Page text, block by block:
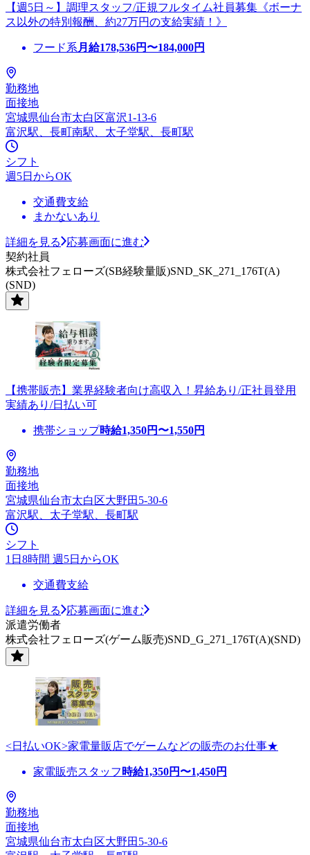
【週5日～】調理スタッフ/正規フルタイム社員募集《ボーナ
ス以外の特別報酬、約27万円の支給実績！》
フード系 月給178,536円〜184,000円
勤務地
面接地
宮城県仙台市太白区富沢1-13-6
富沢駅、長町南駅、太子堂駅、長町駅
シフト
週5日からOK
交通費支給
まかないあり
詳細を見る
応募画面に進む
契約社員
株式会社フェローズ(SB経験量販)SND_SK_271_176T(A)
(SND)
【携帯販売】業界経験者向け高収入！昇給あり/正社員登用
実績あり/日払い可
携帯ショップ時給1,350円〜1,550円
勤務地
面接地
宮城県仙台市太白区大野田5-30-6
富沢駅、太子堂駅、長町駅
シフト
1日8時間 週5日からOK
交通費支給
詳細を見る
応募画面に進む
派遣労働者
株式会社フェローズ(ゲーム販売)SND_G_271_176T(A)(SND)
<日払いOK>家電量販店でゲームなどの販売のお仕事★
家電販売スタッフ 時給1,350円〜1,450円
勤務地
面接地
宮城県仙台市太白区大野田5-30-6